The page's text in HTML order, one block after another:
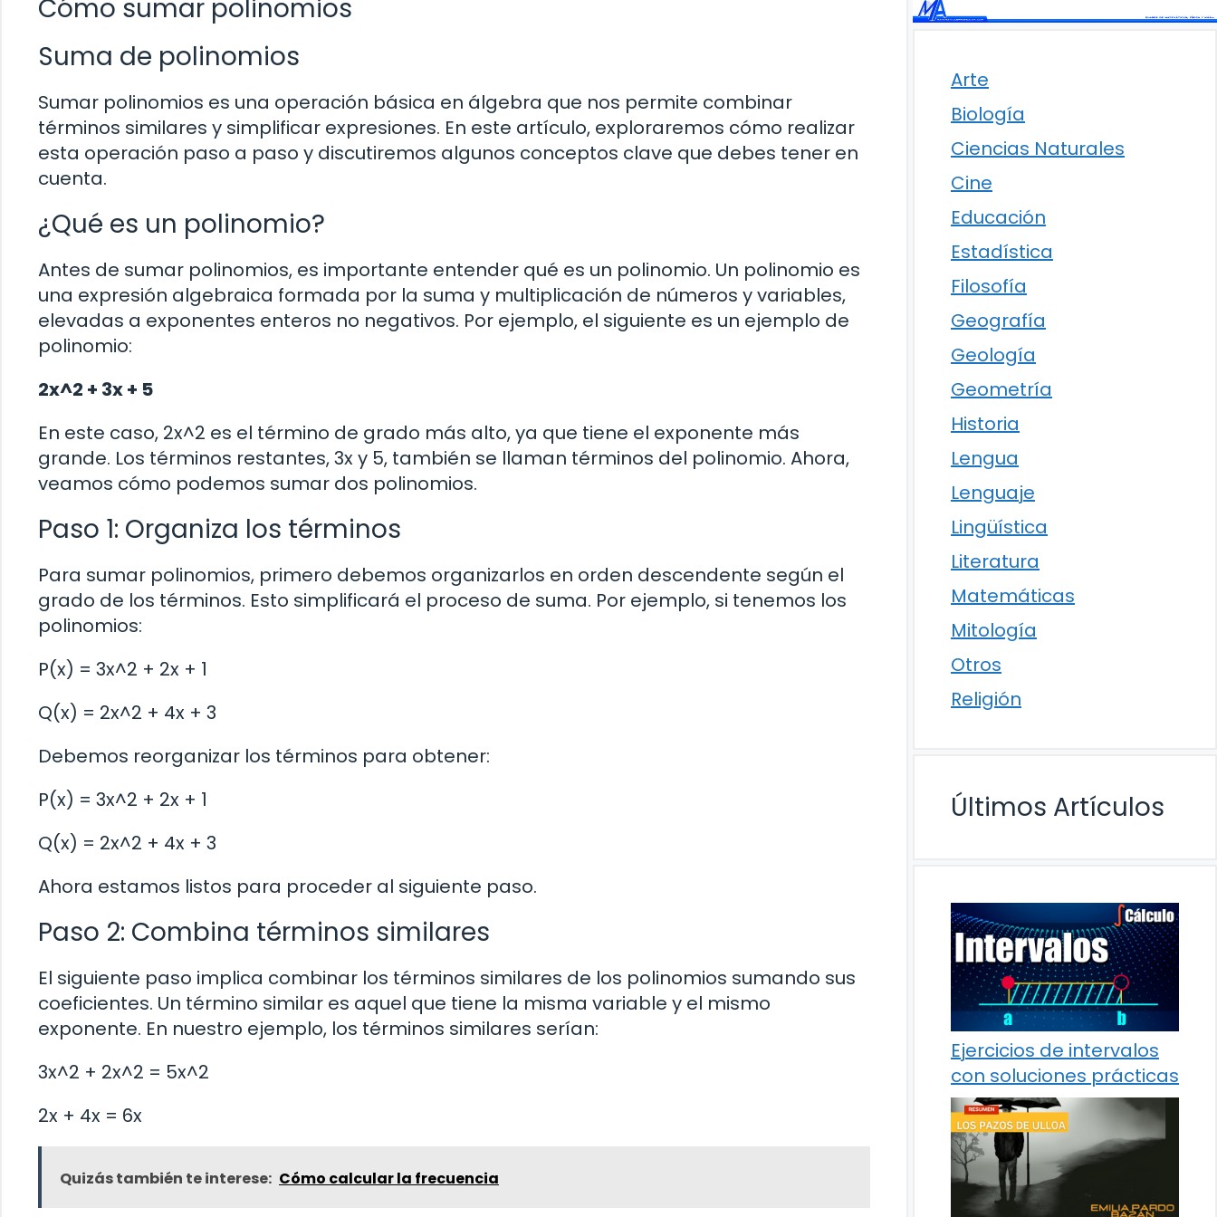
Cómo sumar polinomios
Suma de polinomios
Sumar polinomios es una operación básica en álgebra que nos permite combinar
términos similares y simplificar expresiones. En este artículo, exploraremos cómo realizar
esta operación paso a paso y discutiremos algunos conceptos clave que debes tener en
cuenta.
¿Qué es un polinomio?
Antes de sumar polinomios, es importante entender qué es un polinomio. Un polinomio es
una expresión algebraica formada por la suma y multiplicación de números y variables,
elevadas a exponentes enteros no negativos. Por ejemplo, el siguiente es un ejemplo de
polinomio:
2x^2 + 3x + 5
En este caso, 2x^2 es el término de grado más alto, ya que tiene el exponente más
grande. Los términos restantes, 3x y 5, también se llaman términos del polinomio. Ahora,
veamos cómo podemos sumar dos polinomios.
Paso 1: Organiza los términos
Para sumar polinomios, primero debemos organizarlos en orden descendente según el
grado de los términos. Esto simplificará el proceso de suma. Por ejemplo, si tenemos los
polinomios:
P(x) = 3x^2 + 2x + 1
Q(x) = 2x^2 + 4x + 3
Debemos reorganizar los términos para obtener:
P(x) = 3x^2 + 2x + 1
Q(x) = 2x^2 + 4x + 3
Ahora estamos listos para proceder al siguiente paso.
Paso 2: Combina términos similares
El siguiente paso implica combinar los términos similares de los polinomios sumando sus
coeficientes. Un término similar es aquel que tiene la misma variable y el mismo
exponente. En nuestro ejemplo, los términos similares serían:
3x^2 + 2x^2 = 5x^2
2x + 4x = 6x
Quizás también te interese: Cómo calcular la frecuencia
Arte
Biología
Ciencias Naturales
Cine
Educación
Estadística
Filosofía
Geografía
Geología
Geometría
Historia
Lengua
Lenguaje
Lingüística
Literatura
Matemáticas
Mitología
Otros
Religión
Últimos Artículos
Ejercicios de intervalos
con soluciones prácticas